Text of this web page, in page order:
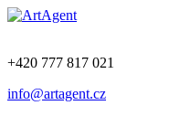
+420 777 817 021
info@artagent.cz